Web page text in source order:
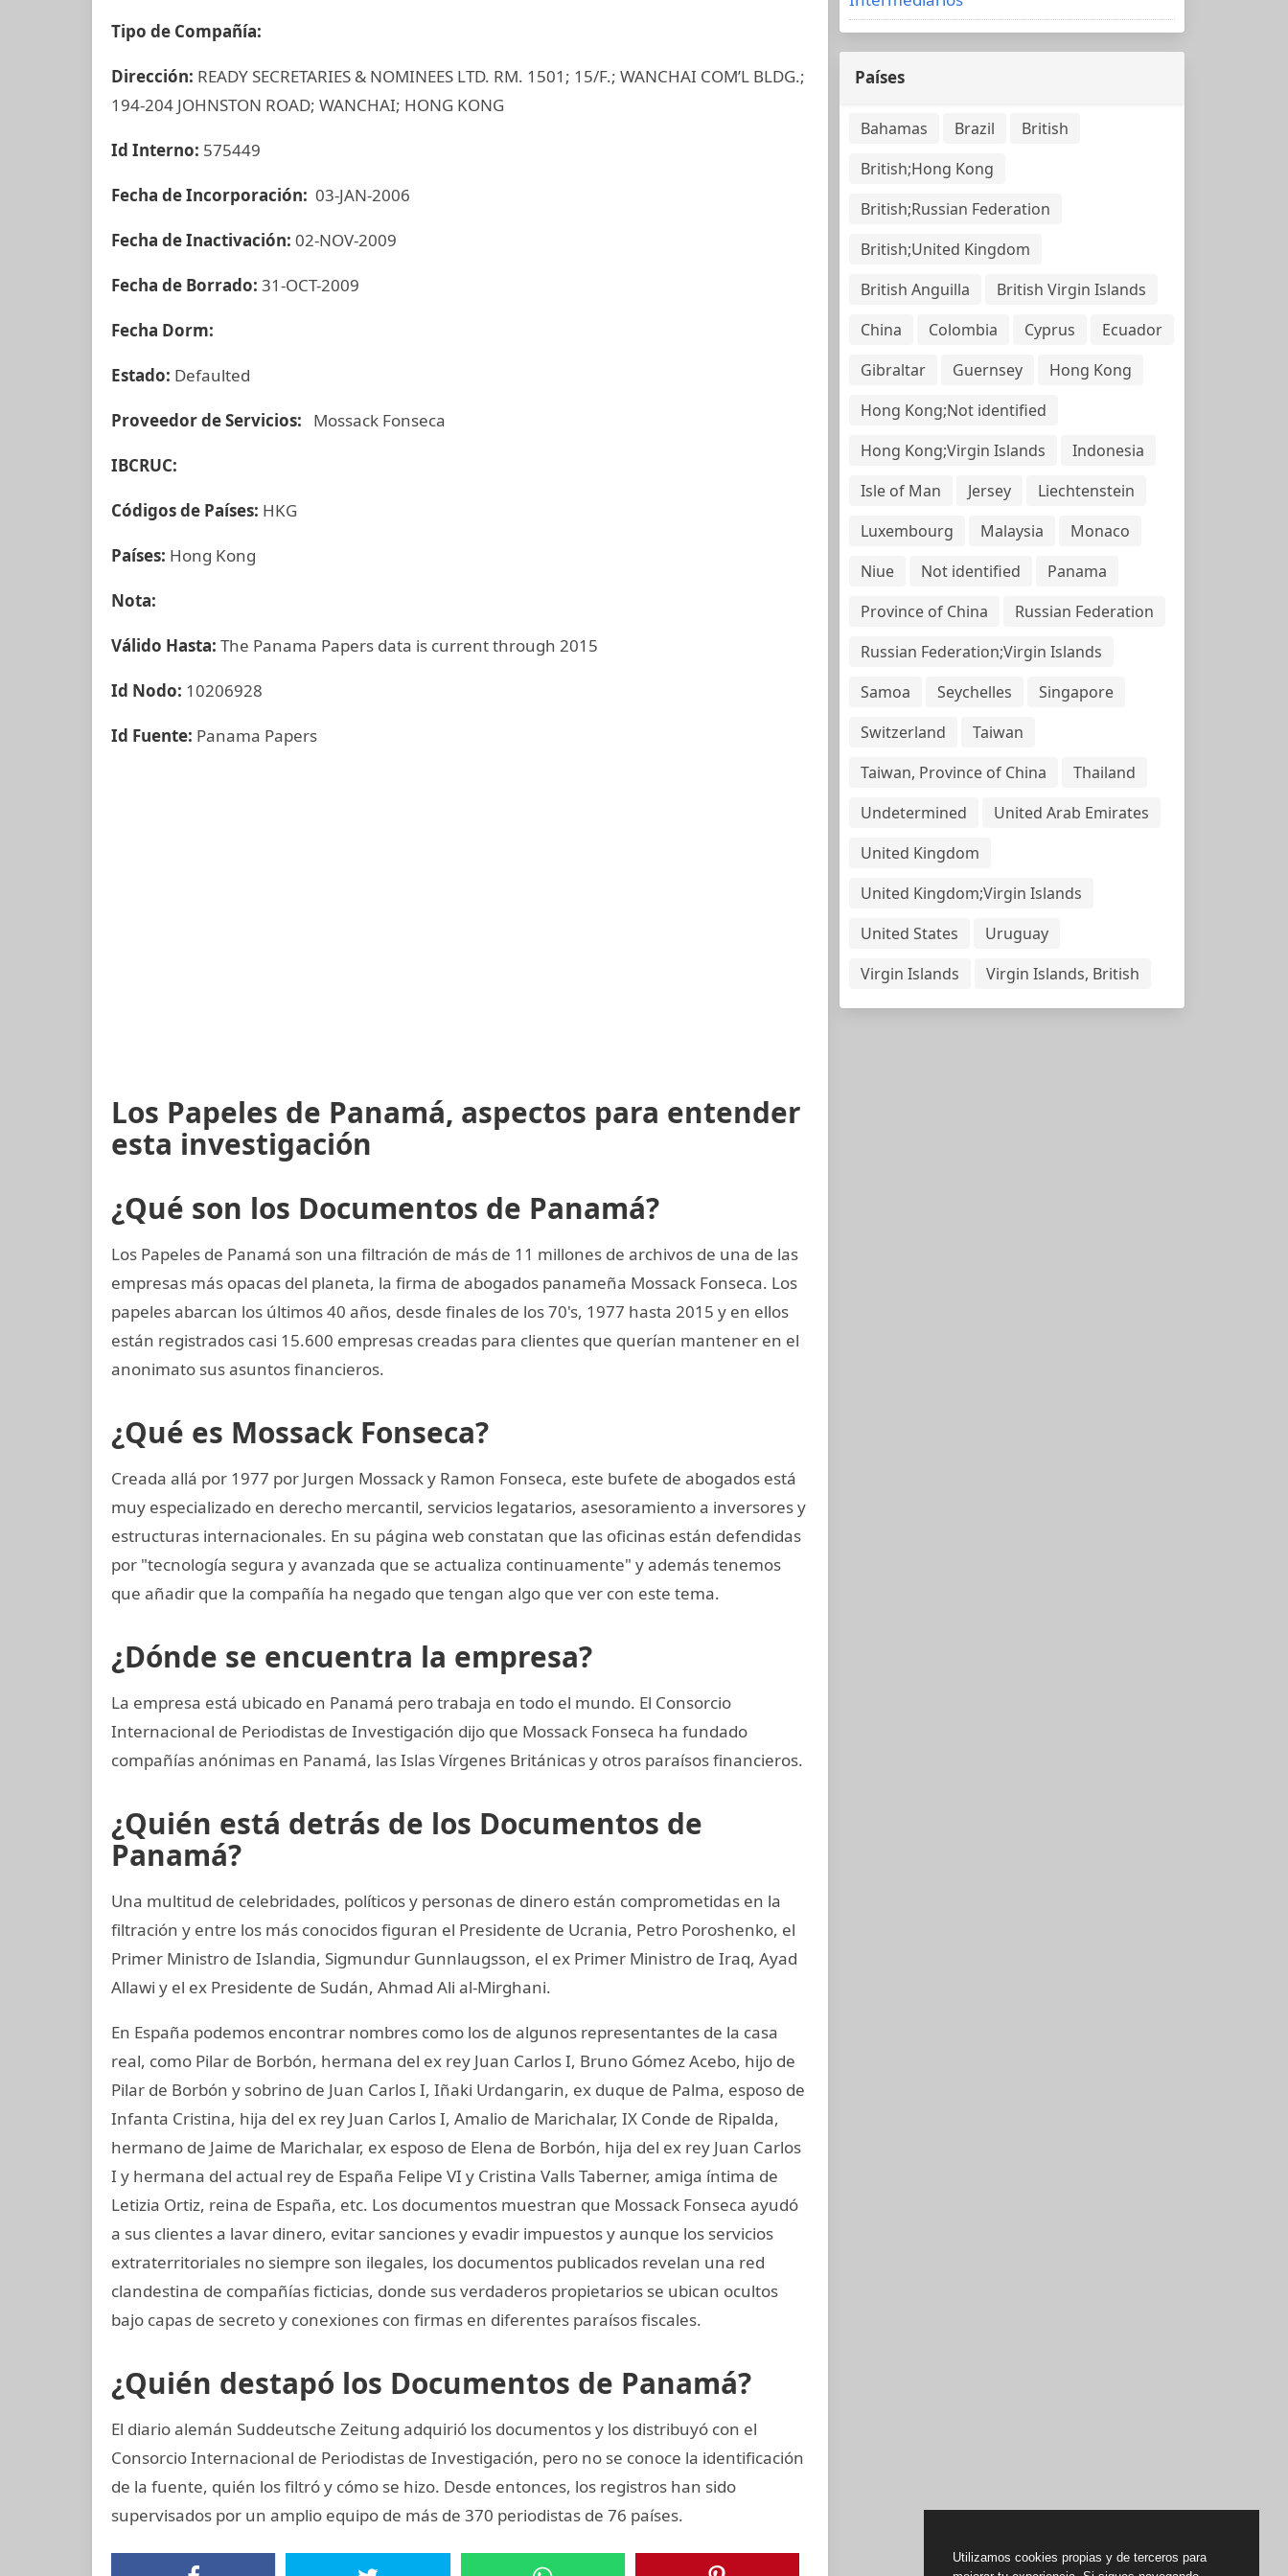
Tipo de Compañía:
Dirección: READY SECRETARIES & NOMINEES LTD. RM. 1501; 15/F.; WANCHAI COM’L BLDG.;
194-204 JOHNSTON ROAD; WANCHAI; HONG KONG
Id Interno: 575449
Fecha de Incorporación: 03-JAN-2006
Fecha de Inactivación: 02-NOV-2009
Fecha de Borrado: 31-OCT-2009
Fecha Dorm:
Estado: Defaulted
Proveedor de Servicios: Mossack Fonseca
IBCRUC:
Códigos de Países: HKG
Países: Hong Kong
Nota:
Válido Hasta: The Panama Papers data is current through 2015
Id Nodo: 10206928
Id Fuente: Panama Papers
Los Papeles de Panamá, aspectos para entender
esta investigación
¿Qué son los Documentos de Panamá?
Los Papeles de Panamá son una filtración de más de 11 millones de archivos de una de las
empresas más opacas del planeta, la firma de abogados panameña Mossack Fonseca. Los
papeles abarcan los últimos 40 años, desde finales de los 70's, 1977 hasta 2015 y en ellos
están registrados casi 15.600 empresas creadas para clientes que querían mantener en el
anonimato sus asuntos financieros.
¿Qué es Mossack Fonseca?
Creada allá por 1977 por Jurgen Mossack y Ramon Fonseca, este bufete de abogados está
muy especializado en derecho mercantil, servicios legatarios, asesoramiento a inversores y
estructuras internacionales. En su página web constatan que las oficinas están defendidas
por "tecnología segura y avanzada que se actualiza continuamente" y además tenemos
que añadir que la compañía ha negado que tengan algo que ver con este tema.
¿Dónde se encuentra la empresa?
La empresa está ubicado en Panamá pero trabaja en todo el mundo. El Consorcio
Internacional de Periodistas de Investigación dijo que Mossack Fonseca ha fundado
compañías anónimas en Panamá, las Islas Vírgenes Británicas y otros paraísos financieros.
¿Quién está detrás de los Documentos de
Panamá?
Una multitud de celebridades, políticos y personas de dinero están comprometidas en la
filtración y entre los más conocidos figuran el Presidente de Ucrania, Petro Poroshenko, el
Primer Ministro de Islandia, Sigmundur Gunnlaugsson, el ex Primer Ministro de Iraq, Ayad
Allawi y el ex Presidente de Sudán, Ahmad Ali al-Mirghani.
En España podemos encontrar nombres como los de algunos representantes de la casa
real, como Pilar de Borbón, hermana del ex rey Juan Carlos I, Bruno Gómez Acebo, hijo de
Pilar de Borbón y sobrino de Juan Carlos I, Iñaki Urdangarin, ex duque de Palma, esposo de
Infanta Cristina, hija del ex rey Juan Carlos I, Amalio de Marichalar, IX Conde de Ripalda,
hermano de Jaime de Marichalar, ex esposo de Elena de Borbón, hija del ex rey Juan Carlos
I y hermana del actual rey de España Felipe VI y Cristina Valls Taberner, amiga íntima de
Letizia Ortiz, reina de España, etc. Los documentos muestran que Mossack Fonseca ayudó
a sus clientes a lavar dinero, evitar sanciones y evadir impuestos y aunque los servicios
extraterritoriales no siempre son ilegales, los documentos publicados revelan una red
clandestina de compañías ficticias, donde sus verdaderos propietarios se ubican ocultos
bajo capas de secreto y conexiones con firmas en diferentes paraísos fiscales.
¿Quién destapó los Documentos de Panamá?
El diario alemán Suddeutsche Zeitung adquirió los documentos y los distribuyó con el
Consorcio Internacional de Periodistas de Investigación, pero no se conoce la identificación
de la fuente, quién los filtró y cómo se hizo. Desde entonces, los registros han sido
supervisados por un amplio equipo de más de 370 periodistas de 76 países.
Países
Bahamas Brazil
British
British;Hong Kong
British;Russian Federation
British;United Kingdom
British Anguilla
British Virgin Islands
China
Colombia Cyprus
Ecuador
Gibraltar
Guernsey
Hong Kong
Hong Kong;Not identified
Hong Kong;Virgin Islands
Indonesia
Isle of Man
Jersey
Liechtenstein
Luxembourg
Malaysia
Monaco
Niue
Not identified
Panama
Province of China
Russian Federation
Russian Federation;Virgin Islands
Samoa
Seychelles
Singapore
Switzerland
Taiwan
Taiwan, Province of China
Thailand
Undetermined
United Arab Emirates
United Kingdom
United Kingdom;Virgin Islands
United States
Uruguay
Virgin Islands
Virgin Islands, British
Utilizamos cookies propias y de terceros para